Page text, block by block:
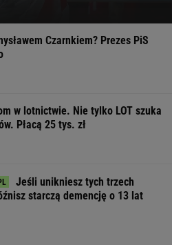
Czarnkiem? Prezes PiS
w lotnictwie. Nie tylko LOT szuka
Płacą 25 tys. zł
Jeśli unikniesz tych trzech
starczą demencję o 13 lat